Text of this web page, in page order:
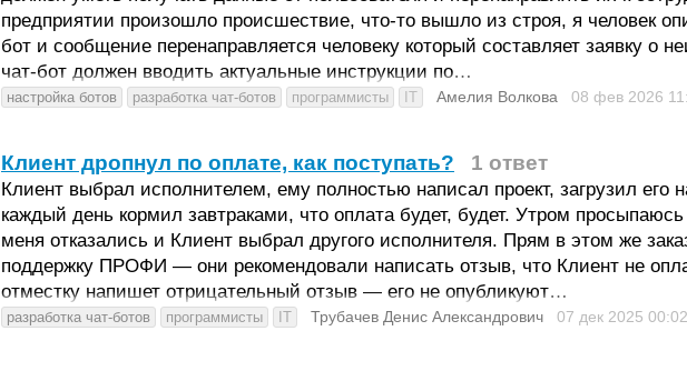
предприятии произошло происшествие, что-то вышло из строя, я человек
бот и сообщение перенаправляется человеку который составляет заявку о
чат-бот должен вводить актуальные инструкции по…
настройка ботов разработка чат-ботов программисты IT Амелия Волкова 08 фев 2026
Клиент дропнул по оплате, как поступать? 1 ответ
Клиент выбрал исполнителем, ему полностью написал проект, загрузил его
каждый день кормил завтраками, что оплата будет, будет. Утром
меня отказались и Клиент выбрал другого исполнителя. Прям в этом же
поддержку ПРОФИ — они рекомендовали написать отзыв, что Клиент не
отместку напишет отрицательный отзыв — его не опубликуют…
разработка чат-ботов программисты IT Трубачев Денис Александрович 07 дек 2025 00:02